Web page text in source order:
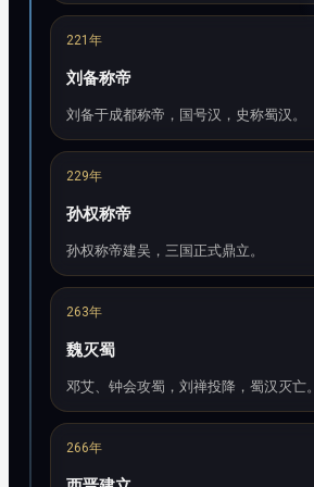
221年
刘备称帝
刘备于成都称帝，国号汉，史称蜀汉。
229年
孙权称帝
孙权称帝建吴，三国正式鼎立。
263年
魏灭蜀
邓艾、钟会攻蜀，刘禅投降，蜀汉灭亡。
266年